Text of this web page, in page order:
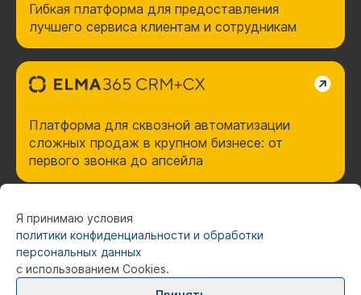
Гибкая платформа для предоставления
лучшего сервиса клиентам и сотрудникам
Платформа для сквозной автоматизации
сложных продаж в крупном бизнесе: от
первого звонка до апсейла
Я принимаю условия
политики конфиденциальности и обработки
персональных данных
с использованием Cookies.